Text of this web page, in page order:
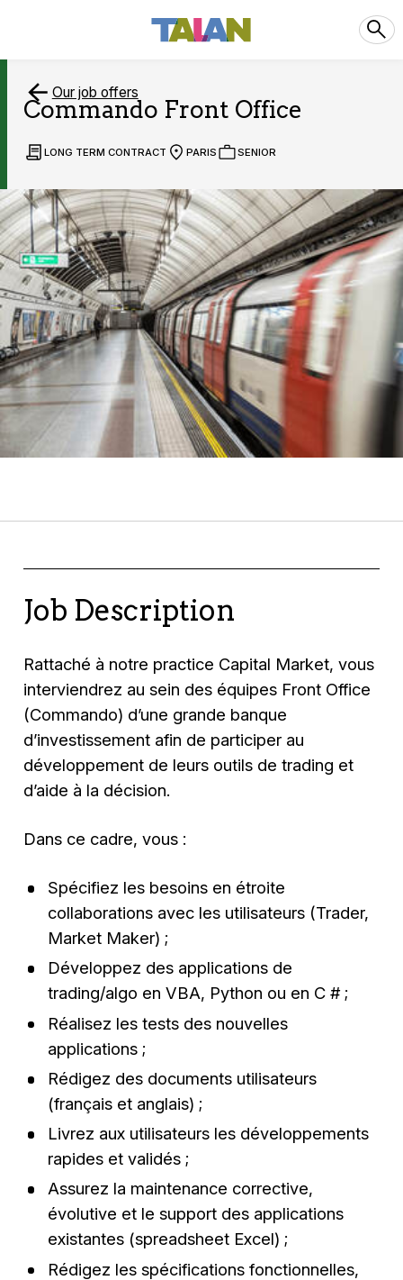
Our job offers
Commando Front Office
LONG TERM CONTRACT PARIS SENIOR
Job Description
Rattaché à notre practice Capital Market, vous
interviendrez au sein des équipes Front Office
(Commando) d’une grande banque
d’investissement afin de participer au
développement de leurs outils de trading et
d’aide à la décision.
Dans ce cadre, vous :
Spécifiez les besoins en étroite
collaborations avec les utilisateurs (Trader,
Market Maker) ;
Développez des applications de
trading/algo en VBA, Python ou en C # ;
Réalisez les tests des nouvelles
applications ;
Rédigez des documents utilisateurs
(français et anglais) ;
Livrez aux utilisateurs les développements
rapides et validés ;
Assurez la maintenance corrective,
évolutive et le support des applications
existantes (spreadsheet Excel) ;
Rédigez les spécifications fonctionnelles,